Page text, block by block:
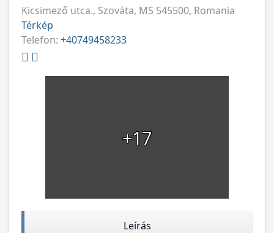
Kicsimező utca., Szováta, MS 545500, Romania
Térkép
Telefon: +40749458233
+17
Leírás